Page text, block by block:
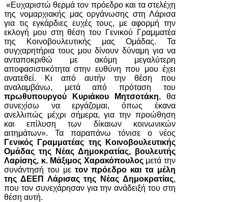
«Ευχαριστώ θερμά τον πρόεδρο και τα στελέχη
της νομαρχιακής μας οργάνωσης στη Λάρισα
για τις εγκάρδιες ευχές τους, με αφορμή την
εκλογή μου στη θέση του Γενικού Γραμματέα
της Κοινοβουλευτικής μας Ομάδας. Τα
συγχαρητήρια τους μου δίνουν δύναμη για να
ανταποκριθώ με ακόμη μεγαλύτερη
αποφασιστικότητα στην ευθύνη που μου έχει
ανατεθεί. Κι από αυτήν την θέση που
αναλαμβάνω, μετά από πρόταση του
πρωθυπουργού Κυριάκου Μητσοτάκη, θα
συνεχίσω να εργάζομαι, όπως έκανα
ανελλιπώς μέχρι σήμερα, για την προώθηση
και επίλυση των δίκαιων κοινωνικών
αιτημάτων». Τα παραπάνω τόνισε ο νέος
Γενικός Γραμματέας της Κοινοβουλευτικής
Ομάδας της Νέας Δημοκρατίας, βουλευτής
Λαρίσης, κ. Μάξιμος Χαρακόπουλοςμετά την
συνάντησή του με τον πρόεδρο και τα μέλη
της ΔΕΕΠ Λάρισας της Νέας Δημοκρατίας,
που τον συνεχάρησαν για την ανάδειξή του στη
θέση αυτή.